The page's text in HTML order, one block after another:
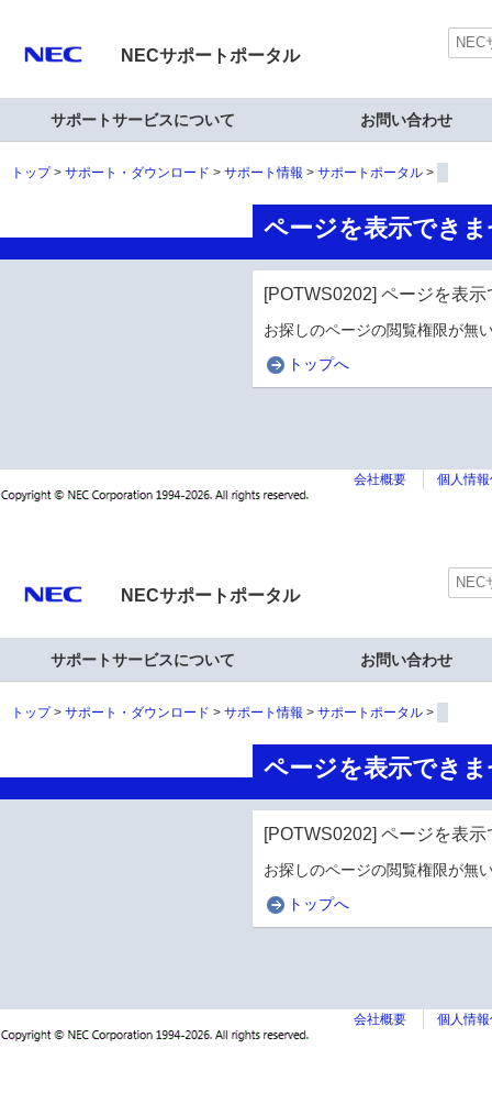
NECサポートポータル
サポートサービスについて お問い合わせ
トップ サポート・ダウンロード サポート情報 サポートポータル
ページを表示でき
[POTWS0202] ページを表
お探しのページの閲覧権限が無
トップへ
会社概要 個人情
NECサポートポータル
サポートサービスについて お問い合わせ
トップ サポート・ダウンロード サポート情報 サポートポータル
ページを表示でき
[POTWS0202] ページを表
お探しのページの閲覧権限が無
トップへ
会社概要 個人情